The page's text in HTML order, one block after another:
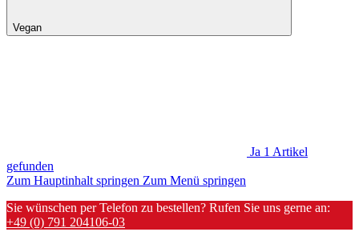
Vegan
Ja 1 Artikel
gefunden
Zum Hauptinhalt springen Zum Menü springen
Sie wünschen per Telefon zu bestellen? Rufen Sie uns gerne an:
+49 (0) 791 204106-03